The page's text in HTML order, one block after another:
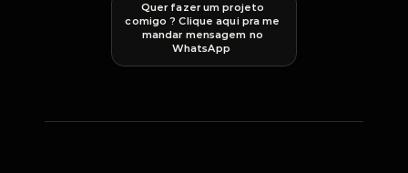
Quer fazer um projeto
comigo ? Clique aqui pra me
mandar mensagem no
WhatsApp